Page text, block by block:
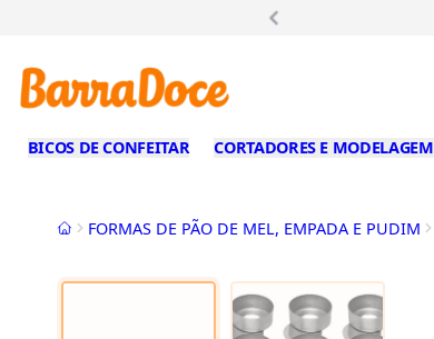
BICOS DE CONFEITAR CORTADORES E MODELAGEM
InícioFORMAS DE PÃO DE MEL, EMPADA E PUDIM